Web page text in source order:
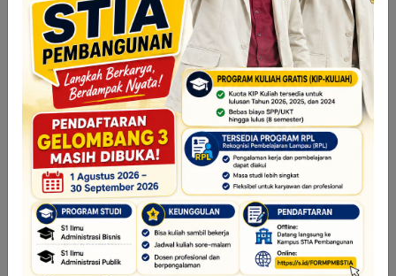
Berita
Akademik
Ujian
Kegiatan Mahasiswa
Agenda
Layanan Mahasiswa
Pengumuman
Kampus